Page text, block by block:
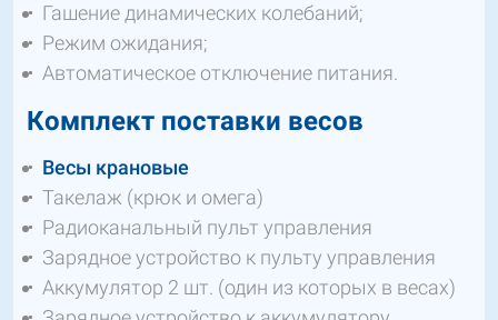
Гашение динамических колебаний;
Режим ожидания;
Автоматическое отключение питания.
Комплект поставки весов
Весы крановые
Такелаж (крюк и омега)
Радиоканальный пульт управления
Зарядное устройство к пульту управления
Аккумулятор 2 шт. (один из которых в весах)